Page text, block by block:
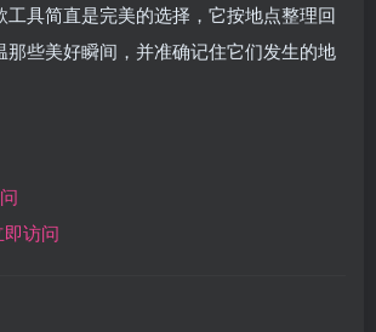
工具简直是完美的选择，它按地点整理回
那些美好瞬间，并准确记住它们发生的地
即访问